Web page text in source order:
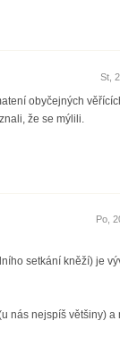
St,
obyčejných
že se mýlili.
Po,
setkání kněží) je
nás nejspíš většiny)